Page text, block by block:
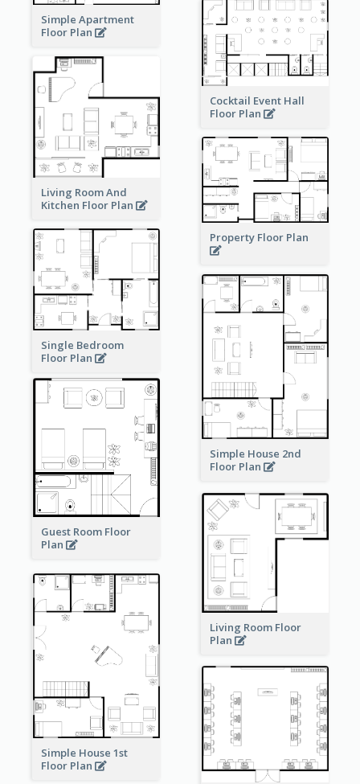
Simple Apartment
Floor Plan
Cocktail Event Hall
Floor Plan
Living Room And
Kitchen Floor Plan
Property Floor Plan
Single Bedroom
Floor Plan
Simple House 2nd
Floor Plan
Guest Room Floor
Plan
Living Room Floor
Plan
Simple House 1st
Floor Plan